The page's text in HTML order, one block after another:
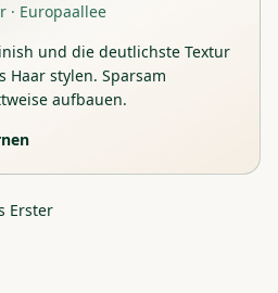
· Europaallee
und die deutlichste Textur
Haar stylen. Sparsam
aufbauen.
Erster